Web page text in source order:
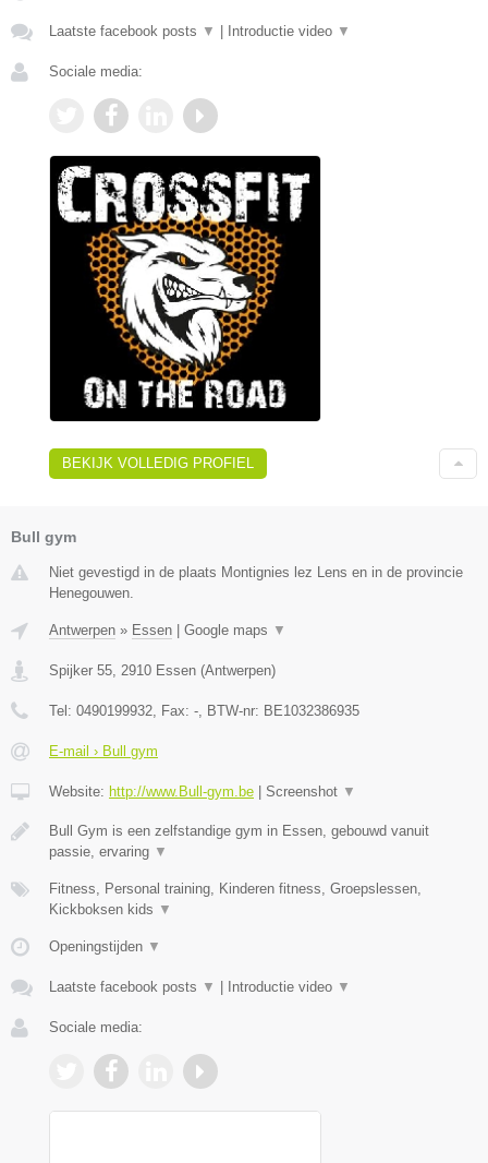
Laatste facebook posts ▼ Introductie video ▼
Sociale media:
BEKIJK VOLLEDIG PROFIEL
Bull gym
Niet gevestigd in de plaats Montignies lez Lens en in de provincie
Henegouwen.
Antwerpen » Essen Google maps ▼
Spijker 55, 2910 Essen (Antwerpen)
Tel: 0490199932, Fax: -, BTW-nr: BE1032386935
E-mail › Bull gym
Website: http://www.Bull-gym.be Screenshot ▼
Bull Gym is een zelfstandige gym in Essen, gebouwd vanuit
passie, ervaring ▼
Fitness, Personal training, Kinderen fitness, Groepslessen,
Kickboksen kids ▼
Openingstijden ▼
Laatste facebook posts ▼ Introductie video ▼
Sociale media: